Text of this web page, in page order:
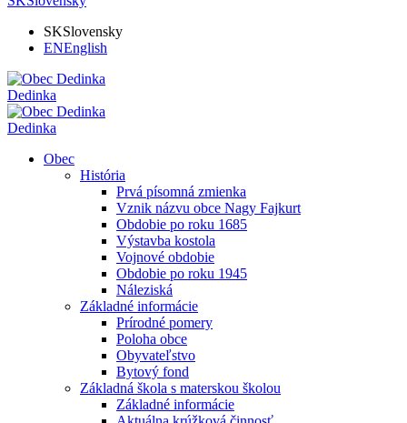
SKSlovensky
ENEnglish
Dedinka
Dedinka
Obec
História
Prvá písomná zmienka
Vznik názvu obce Nagy Fajkurt
Obdobie po roku 1685
Výstavba kostola
Vojnové obdobie
Obdobie po roku 1945
Náleziská
Základné informácie
Prírodné pomery
Poloha obce
Obyvateľstvo
Bytový fond
Základná škola s materskou školou
Základné informácie